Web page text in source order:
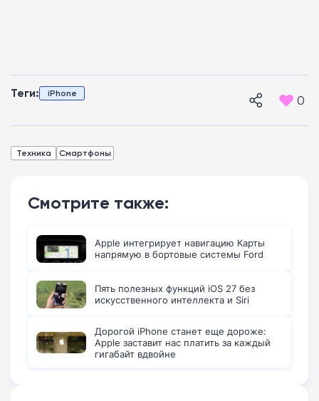
Теги: iPhone 0
Техника Смартфоны
Смотрите также:
Apple интегрирует навигацию Карты
напрямую в бортовые системы Ford
Пять полезных функций iOS 27 без
искусственного интеллекта и Siri
Дорогой iPhone станет еще дороже:
Apple заставит нас платить за каждый
гигабайт вдвойне